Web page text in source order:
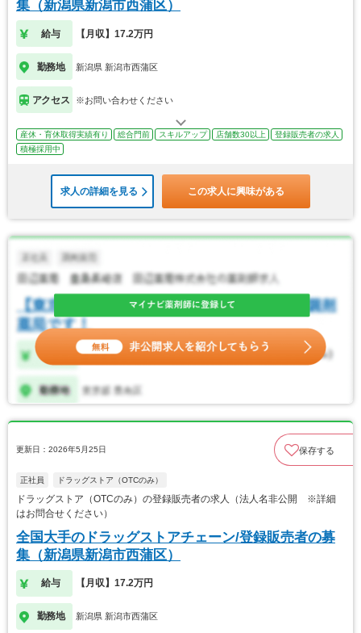
集（新潟県新潟市西蒲区）
給与 【月収】17.2万円
勤務地 新潟県 新潟市西蒲区
アクセス ※お問い合わせください
産休・育休取得実績有り 総合門前 スキルアップ 店舗数30以上
登録販売者の求人
積極採用中
求人の詳細を見る この求人に興味がある
更新日：2026年5月25日 保存する
正社員 ドラッグストア（OTCのみ）
ドラッグストア（OTCのみ）の登録販売者の求人（法人名非公開 ※詳細
はお問合せください）
全国大手のドラッグストアチェーン/登録販売者の募
集（新潟県新潟市西蒲区）
給与 【月収】17.2万円
勤務地 新潟県 新潟市西蒲区